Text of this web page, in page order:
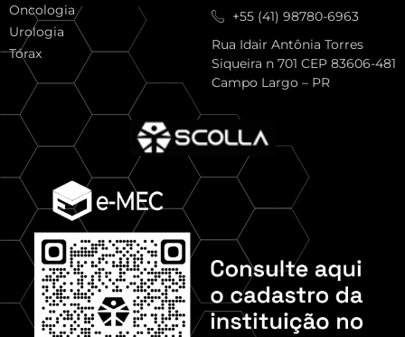
Oncologia
Urologia
Tórax
+55 (41) 98780-6963
Rua Idair Antônia Torres
Siqueira n 701 CEP 83606-481
Campo Largo – PR